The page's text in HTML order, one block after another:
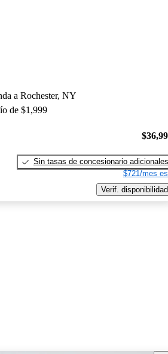
a Rochester, NY
de $1,999
Sin tasas de concesionario adicionales
$721/mes
Verif. disponibilidad